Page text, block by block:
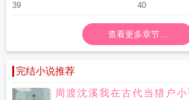
39 40
查看更多章节...
完结小说推荐
周渡沈溪我在古代当猎户